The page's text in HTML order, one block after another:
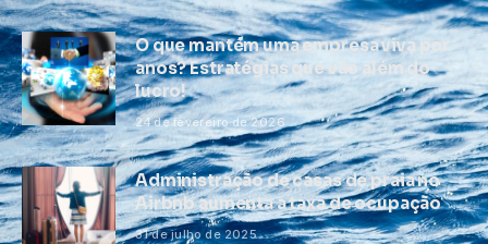
O que mantém uma empresa viva por
anos? Estratégias que vão além do
lucro!
24 de fevereiro de 2026
Administração de casas de praia no
Airbnb aumenta a taxa de ocupação
31 de julho de 2025